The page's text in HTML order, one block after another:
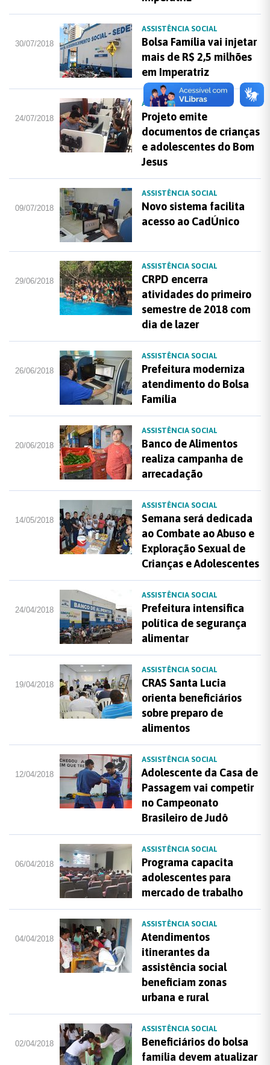
30/07/2018
ASSISTÊNCIA SOCIAL
Bolsa Família vai injetar
mais de R$ 2,5 milhões
em Imperatriz
24/07/2018
ASSISTÊNCIA SOCIAL
Projeto emite
documentos de crianças
e adolescentes do Bom
Jesus
09/07/2018
ASSISTÊNCIA SOCIAL
Novo sistema facilita
acesso ao CadÚnico
29/06/2018
ASSISTÊNCIA SOCIAL
CRPD encerra
atividades do primeiro
semestre de 2018 com
dia de lazer
26/06/2018
ASSISTÊNCIA SOCIAL
Prefeitura moderniza
atendimento do Bolsa
Família
20/06/2018
ASSISTÊNCIA SOCIAL
Banco de Alimentos
realiza campanha de
arrecadação
14/05/2018
ASSISTÊNCIA SOCIAL
Semana será dedicada
ao Combate ao Abuso e
Exploração Sexual de
Crianças e Adolescentes
24/04/2018
ASSISTÊNCIA SOCIAL
Prefeitura intensifica
política de segurança
alimentar
19/04/2018
ASSISTÊNCIA SOCIAL
CRAS Santa Lucia
orienta beneficiários
sobre preparo de
alimentos
12/04/2018
ASSISTÊNCIA SOCIAL
Adolescente da Casa de
Passagem vai competir
no Campeonato
Brasileiro de Judô
06/04/2018
ASSISTÊNCIA SOCIAL
Programa capacita
adolescentes para
mercado de trabalho
04/04/2018
ASSISTÊNCIA SOCIAL
Atendimentos
itinerantes da
assistência social
beneficiam zonas
urbana e rural
02/04/2018
ASSISTÊNCIA SOCIAL
Beneficiários do bolsa
família devem atualizar